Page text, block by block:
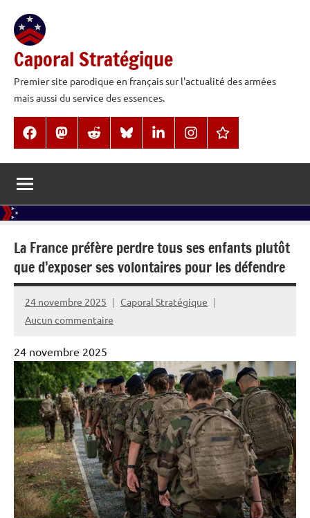
contenu
Caporal Stratégique
Premier site parodique en français sur l'actualité des armées
mais aussi du service des essences.
FacebookMastodonReddit BlueSkyLinkedInInstagramThreads
La France préfère perdre tous ses enfants plutôt
que d’exposer ses volontaires pour les défendre
24 novembre 2025
Caporal Stratégique
Aucun commentaire
24 novembre 2025